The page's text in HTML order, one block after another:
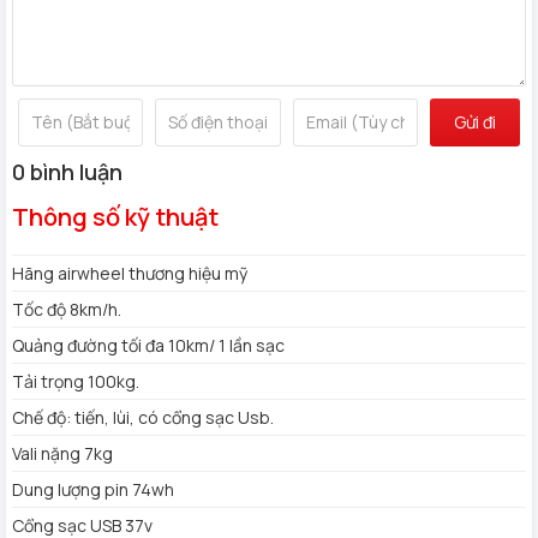
Gửi đi
0 bình luận
Thông số kỹ thuật
Hãng airwheel thương hiệu mỹ
Tốc độ 8km/h.
Quảng đường tối đa 10km/ 1 lần sạc
Tải trọng 100kg.
Chế độ: tiến, lùi, có cổng sạc Usb.
Vali nặng 7kg
Dung lượng pin 74wh
Cổng sạc USB 37v